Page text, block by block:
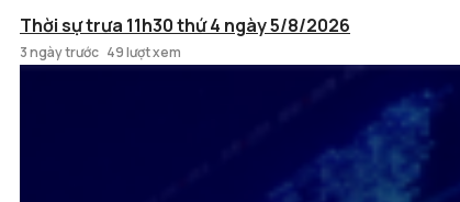
Thời sự trưa 11h30 thứ 4 ngày 5/8/2026
3 ngày trước 49 lượt xem